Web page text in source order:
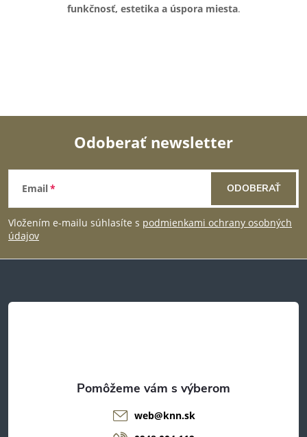
v
p
i
s
u
funkčnosť, estetika a úspora miesta.
Z
á
p
t
Odoberať newsletter
Email
Vložením e-mailu súhlasíte s podmienkami ochrany osobných
údajov
ODOBERAŤ
web@knn.sk